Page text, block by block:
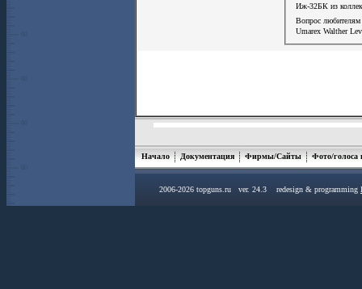
Иж-32БК из
Вопрос
Umarex Walther
Начало Документация Фирмы/Сайты Фото/голоса
2006-2026 topguns.ru ver. 24.3 redesign & programming